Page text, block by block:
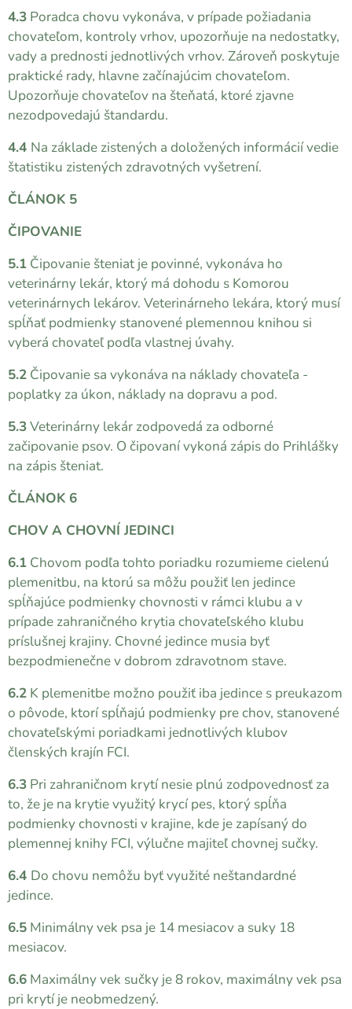
4.3 Poradca chovu vykonáva, v prípade požiadania
chovateľom, kontroly vrhov, upozorňuje na nedostatky,
vady a prednosti jednotlivých vrhov. Zároveň poskytuje
praktické rady, hlavne začínajúcim chovateľom.
Upozorňuje chovateľov na šteňatá, ktoré zjavne
nezodpovedajú štandardu.
4.4 Na základe zistených a doložených informácií vedie
štatistiku zistených zdravotných vyšetrení.
ČLÁNOK 5
ČIPOVANIE
5.1 Čipovanie šteniat je povinné, vykonáva ho
veterinárny lekár, ktorý má dohodu s Komorou
veterinárnych lekárov. Veterinárneho lekára, ktorý musí
spĺňať podmienky stanovené plemennou knihou si
vyberá chovateľ podľa vlastnej úvahy.
5.2 Čipovanie sa vykonáva na náklady chovateľa -
poplatky za úkon, náklady na dopravu a pod.
5.3Veterinárny lekár zodpovedá za odborné
začipovanie psov. O čipovaní vykoná zápis do Prihlášky
na zápis šteniat.
ČLÁNOK 6
CHOV A CHOVNÍ JEDINCI
6.1 Chovom podľa tohto poriadku rozumieme cielenú
plemenitbu, na ktorú sa môžu použiť len jedince
spĺňajúce podmienky chovnosti v rámci klubu a v
prípade zahraničného krytia chovateľského klubu
príslušnej krajiny. Chovné jedince musia byť
bezpodmienečne v dobrom zdravotnom stave.
6.2 K plemenitbe možno použiť iba jedince s preukazom
o pôvode, ktorí spĺňajú podmienky pre chov, stanovené
chovateľskými poriadkami jednotlivých klubov
členských krajín FCI.
6.3 Pri zahraničnom krytí nesie plnú zodpovednosť za
to, že je na krytie využitý krycí pes, ktorý spĺňa
podmienky chovnosti v krajine, kde je zapísaný do
plemennej knihy FCI, výlučne majiteľ chovnej sučky.
6.4 Do chovu nemôžu byť využité neštandardné
jedince.
6.5 Minimálny vek psa je 14 mesiacov a suky 18
mesiacov.
6.6 Maximálny vek sučky je 8 rokov, maximálny vek psa
pri krytí je neobmedzený.